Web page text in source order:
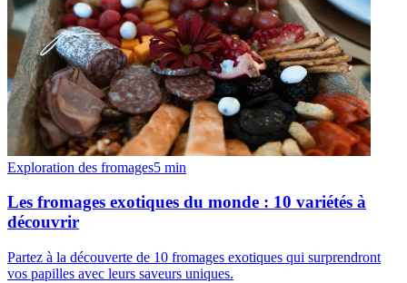
Exploration des fromages5 min
Les fromages exotiques du monde : 10 variétés à
découvrir
Partez à la découverte de 10 fromages exotiques qui surprendront
vos papilles avec leurs saveurs uniques.